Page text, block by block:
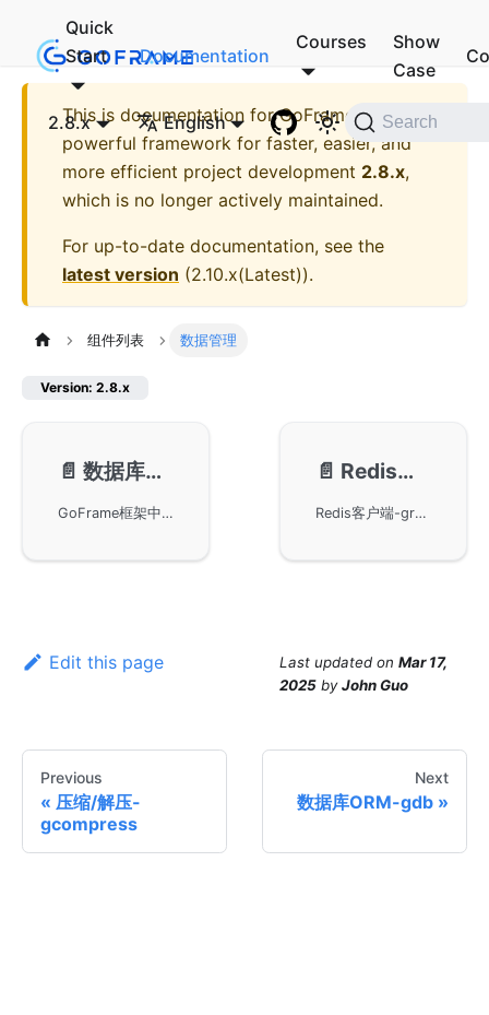
Quick
Start
Documentation
Courses
Show
Case
2.8.x English Search
This is documentation forGoFrame - A
powerful framework for faster, easier, and
more efficient project development 2.8.x,
which is no longer actively maintained.
For up-to-date documentation, see the
latest version (2.10.x(Latest)).
组件列表 数据管理
Version: 2.8.x
📄️ 数据库ORM-gdb
GoFrame框架中的gdb模块，该模块是实现数据库ORM功能的核心组件，负责高效的数据操作与管理。在GoFrame框架中，gdb扮演着至关重要的角色，有助于简化数据库的交互和管理。
📄️ Redis客户端-gredis
Redis客户端-gredis模块旨在通过GoFrame框架提供高效的数据库缓存操作，用户可以探索如何在GoFrame框架下优化Redis相关应用，实现高性能的Redis功能。
Edit this page Last updated on Mar 17,
2025 byJohn Guo
Previous
压缩/解压-
gcompress
Next
数据库ORM-gdb